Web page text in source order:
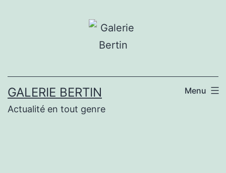
GALERIE BERTIN
Actualité en tout genre
Menu